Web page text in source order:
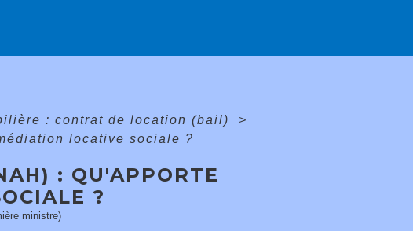
: contrat de location (bail)
>
locative sociale ?
: QU'APPORTE
?
ministre)